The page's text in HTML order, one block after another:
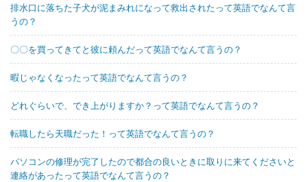
排水口に落ちた子犬が泥まみれになって救出されたって英語でなんて言
うの？
〇〇を買ってきてと彼に頼んだって英語でなんて言うの？
暇じゃなくなったって英語でなんて言うの？
どれぐらいで、でき上がりますか？って英語でなんて言うの？
転職したら天職だった！って英語でなんて言うの？
パソコンの修理が完了したので都合の良いときに取りに来てくださいと
連絡があったって英語でなんて言うの？